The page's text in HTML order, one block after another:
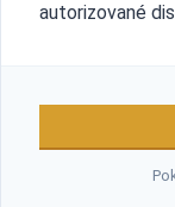
autorizované